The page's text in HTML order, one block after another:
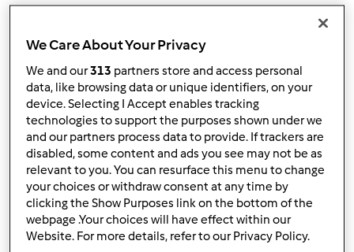
umożliwienie wymiany doświadczeń na tematy kulinarne
urządzeniem Thermomix ® i wolno z nich korzystać
wyłącznie w tym celu.
2. Zachęcamy do wspierania nowych członków na forum.
Do dobrego tonu należy przedstawienie się innym
uczestnikom forum. Aby okazać uprzejmość, warto
rozpocząć post od pozdrowienia i pozdrowieniem go
zakończyć. Należy pamiętać, że prowadzimy rozmowę z
innymi ludźmi i powstrzymać się od osobistych
przytyków, obelg, wulgarnego języka itp.
3. Z platformy nie wolno korzystać w celach handlowych i
We Care About Your Privacy
We and our313 partners store and access personal
data, like browsing data or unique identifiers, on your
device. Selecting I Accept enables tracking
technologies to support the purposes shown under we
and our partners process data to provide. If trackers are
disabled, some content and ads you see may not be as
relevant to you. You can resurface this menu to change
your choices or withdraw consent at any time by
clicking the Show Purposes link on the bottom of the
webpage .Your choices will have effect within our
Website. For more details, refer to our Privacy Policy.